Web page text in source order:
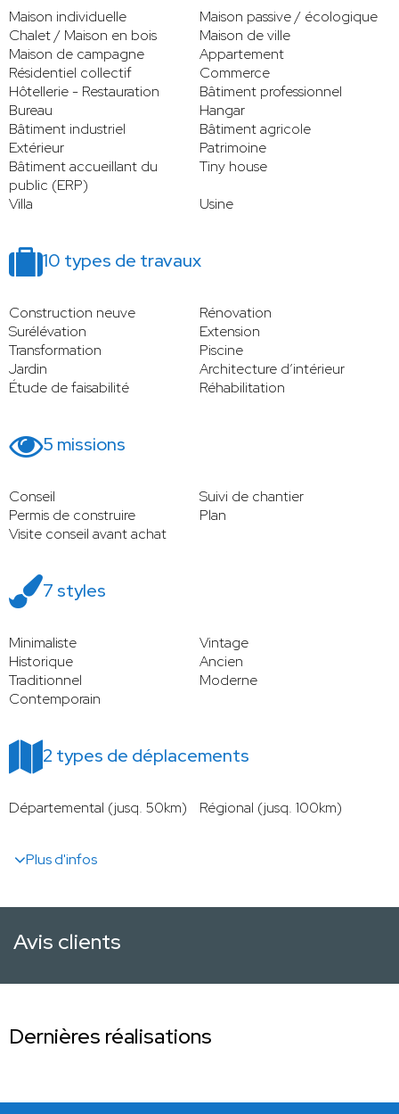
Maison individuelle
Maison passive / écologique
Chalet / Maison en bois
Maison de ville
Maison de campagne
Appartement
Résidentiel collectif
Commerce
Hôtellerie - Restauration
Bâtiment professionnel
Bureau
Hangar
Bâtiment industriel
Bâtiment agricole
Extérieur
Patrimoine
Bâtiment accueillant du
public (ERP)
Tiny house
Villa
Usine
10 types de travaux
Construction neuve
Rénovation
Surélévation
Extension
Transformation
Piscine
Jardin
Architecture d’intérieur
Étude de faisabilité
Réhabilitation
5 missions
Conseil
Suivi de chantier
Permis de construire
Plan
Visite conseil avant achat
7 styles
Minimaliste
Vintage
Historique
Ancien
Traditionnel
Moderne
Contemporain
2 types de déplacements
Départemental (jusq. 50km) Régional (jusq. 100km)
Plus d'infos
Avis clients
Dernières réalisations